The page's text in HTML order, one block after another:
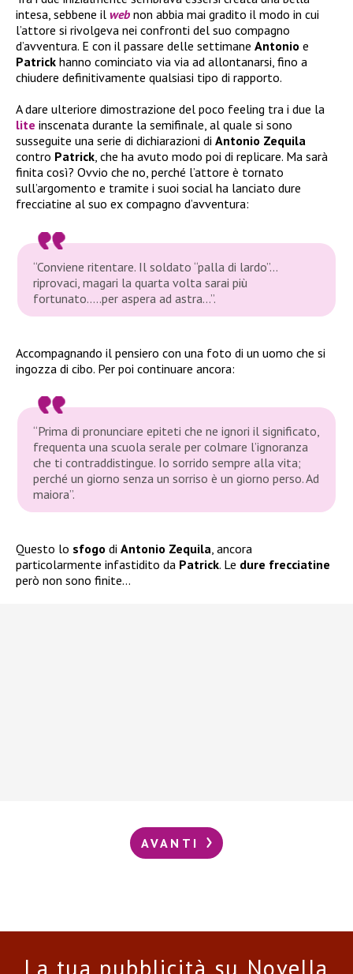
intesa, sebbene il web non abbia mai gradito il modo in cui
l’attore si rivolgeva nei confronti del suo compagno
d’avventura. E con il passare delle settimane Antonio e
Patrick hanno cominciato via via ad allontanarsi, fino a
chiudere definitivamente qualsiasi tipo di rapporto.
A dare ulteriore dimostrazione del poco feeling tra i due la
lite inscenata durante la semifinale, al quale si sono
susseguite una serie di dichiarazioni di Antonio Zequila
contro Patrick, che ha avuto modo poi di replicare. Ma sarà
finita così? Ovvio che no, perché l’attore è tornato
sull’argomento e tramite i suoi social ha lanciato dure
frecciatine al suo ex compagno d’avventura:
“Conviene ritentare. Il soldato “palla di lardo”…
riprovaci, magari la quarta volta sarai più
fortunato…..per aspera ad astra…”.
Accompagnando il pensiero con una foto di un uomo che si
ingozza di cibo. Per poi continuare ancora:
“Prima di pronunciare epiteti che ne ignori il significato,
frequenta una scuola serale per colmare l’ignoranza
che ti contraddistingue. Io sorrido sempre alla vita;
perché un giorno senza un sorriso è un giorno perso. Ad
maiora”.
Questo lo sfogo di Antonio Zequila , ancora
particolarmente infastidito da Patrick. Le dure frecciatine
però non sono finite…
AVANTI